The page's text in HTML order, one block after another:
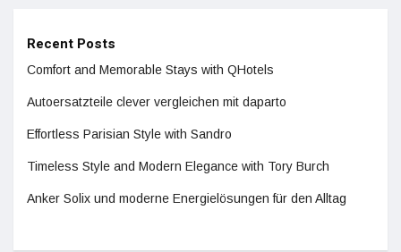
Recent Posts
Comfort and Memorable Stays with QHotels
Autoersatzteile clever vergleichen mit daparto
Effortless Parisian Style with Sandro
Timeless Style and Modern Elegance with Tory Burch
Anker Solix und moderne Energielösungen für den Alltag